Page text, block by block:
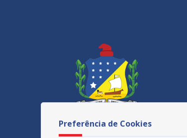
Preferência de Cookies